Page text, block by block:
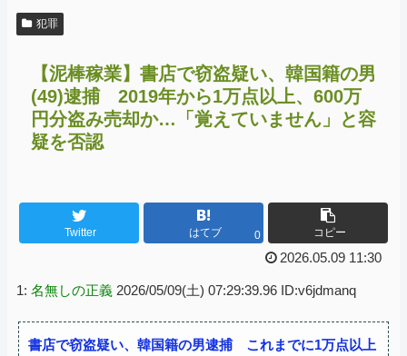
犯罪
【泥棒稼業】書店で窃盗疑い、韓国籍の男
(49)逮捕 2019年から1万点以上、600万
円分盗み売却か…「覚えていません」と容
疑を否認
Twitter はてブ 0 コピー
2026.05.09 11:30
1: 名無しの正義 2026/05/09(土) 07:29:39.96 ID:v6jdmanq
書店で窃盗疑い、韓国籍の男逮捕 これまでに1万点以上